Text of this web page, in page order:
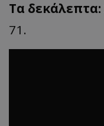
Τα δεκάλεπτα:
71.